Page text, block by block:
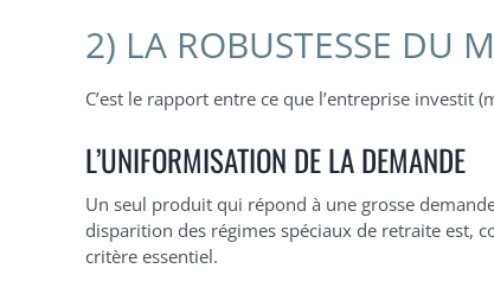
2) LA ROBUSTESSE DU
C’est le rapport entre ce que l’entreprise investit
L’UNIFORMISATION DE LA DEMANDE
Un seul produit qui répond à une grosse
disparition des régimes spéciaux de retraite est,
critère essentiel.